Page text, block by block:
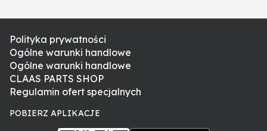
Polityka prywatności
Ogólne warunki handlowe
Ogólne warunki handlowe
CLAAS PARTS SHOP
Regulamin ofert specjalnych
POBIERZ APLIKACJE